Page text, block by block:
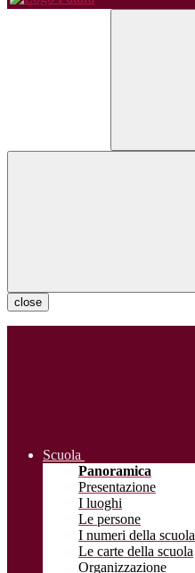
close
Scuola
Panoramica
Presentazione
I luoghi
Le persone
I numeri della scuola
Le carte della scuola
Organizzazione